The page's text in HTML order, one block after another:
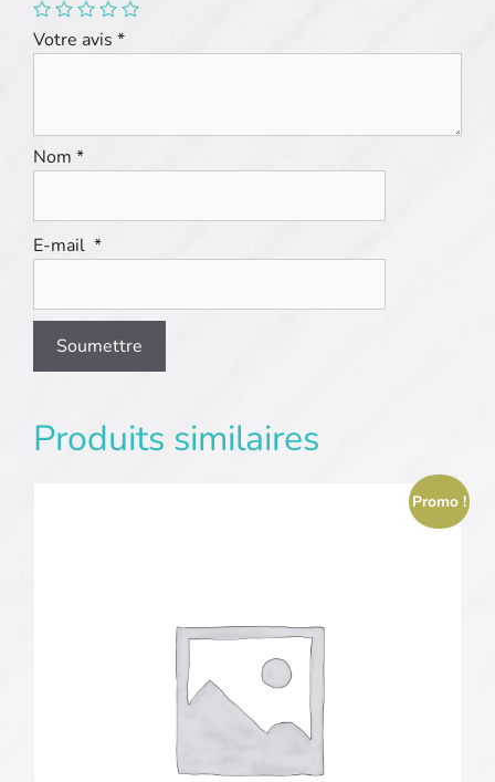
Votre avis *
Nom *
E-mail *
Produits similaires
Promo !